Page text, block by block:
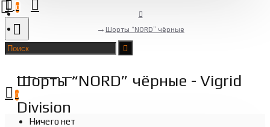
0
0
Ничего нет
Шорты “NORD” чёрные
Шорты “NORD” чёрные - Vigrid
Division